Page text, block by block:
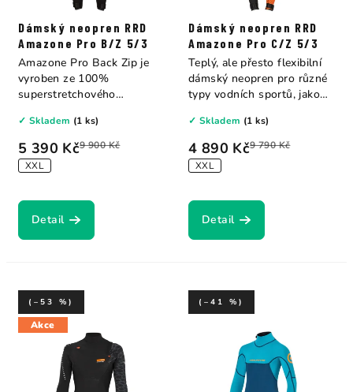
Dámský neopren RRD
Amazone Pro B/Z 5/3
5 390 Kč9 900 Kč
XXL
✓ Skladem (1 ks)
Detail
Amazone Pro Back Zip je
vyroben ze 100%
superstretchového
Dámský neopren RRD
Amazone Pro C/Z 5/3
4 890 Kč9 790 Kč
XXL
✓ Skladem (1 ks)
Detail
Teplý, ale přesto flexibilní
dámský neopren pro různé
typy vodních sportů, jako
Akce
(–53 %) (–41 %)